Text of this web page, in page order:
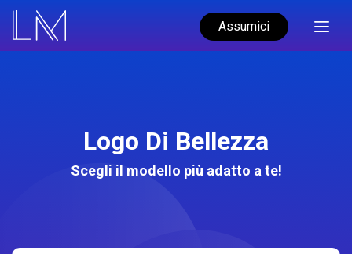
Assumici
Logo Di Bellezza
Scegli il modello più adatto a te!